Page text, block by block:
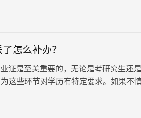
怎么补办？
证是至关重要的，无论是考研究生还
这些环节对学历有特定要求。如果不